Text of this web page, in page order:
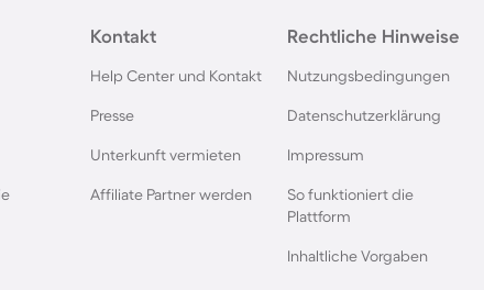
Kontakt
Help Center und Kontakt
Presse
Unterkunft vermieten
Affiliate Partner werden
Rechtliche Hinweise
Nutzungsbedingungen
Datenschutzerklärung
Impressum
So funktioniert die
Plattform
Inhaltliche Vorgaben